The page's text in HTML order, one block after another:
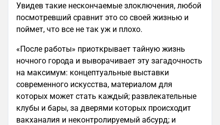
Увидев такие нескончаемые злоключения, любой
посмотревший сравнит это со своей жизнью и
поймет, что все не так уж и плохо.
«После работы» приоткрывает тайную жизнь
ночного города и выворачивает эту загадочность
на максимум: концептуальные выставки
современного искусства, материалом для
которых может стать каждый; развлекательные
клубы и бары, за дверями которых происходит
вакханалия и неконтролируемый абсурд; и